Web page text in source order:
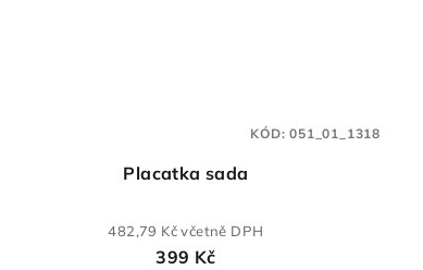
Placatka sada
482,79 Kč včetně DPH
399 Kč
KÓD:051_01_1318